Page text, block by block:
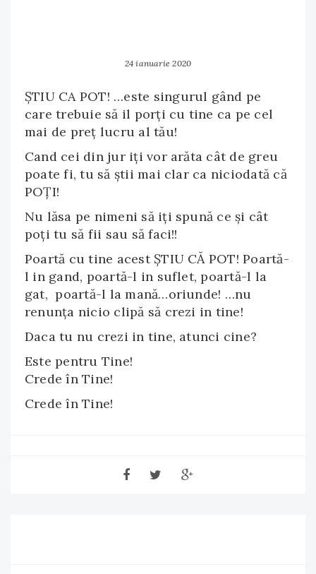
24 ianuarie 2020
ŞTIU CA POT! …este singurul gând pe
care trebuie să il porți cu tine ca pe cel
mai de preț lucru al tău!
Cand cei din jur iți vor arăta cât de greu
poate fi, tu să ştii mai clar ca niciodată că
POȚI!
Nu lăsa pe nimeni să iți spună ce şi cât
poți tu să fii sau să faci!!
Poartă cu tine acest ŞTIU CĂ POT! Poartă-
l in gand, poartă-l in suflet, poartă-l la
gat, poartă-l la mană…oriunde! …nu
renunța nicio clipă să crezi in tine!
Daca tu nu crezi in tine, atunci cine?
Este pentru Tine!
Crede în Tine!
Crede în Tine!